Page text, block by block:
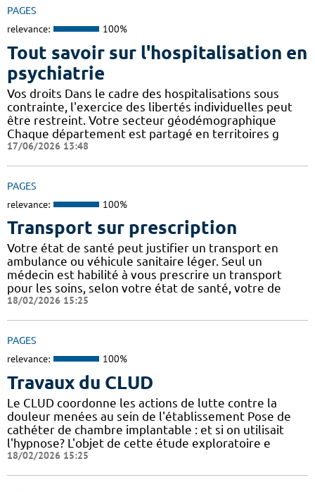
PAGES
relevance: 100%
Tout savoir sur l'hospitalisation en
psychiatrie
Vos droits Dans le cadre des hospitalisations sous
contrainte, l'exercice des libertés individuelles peut
être restreint. Votre secteur géodémographique
Chaque département est partagé en territoires g
17/06/2026 13:48
PAGES
relevance: 100%
Transport sur prescription
Votre état de santé peut justifier un transport en
ambulance ou véhicule sanitaire léger. Seul un
médecin est habilité à vous prescrire un transport
pour les soins, selon votre état de santé, votre de
18/02/2026 15:25
PAGES
relevance: 100%
Travaux du CLUD
Le CLUD coordonne les actions de lutte contre la
douleur menées au sein de l'établissement Pose de
cathéter de chambre implantable : et si on utilisait
l'hypnose? L'objet de cette étude exploratoire e
18/02/2026 15:25